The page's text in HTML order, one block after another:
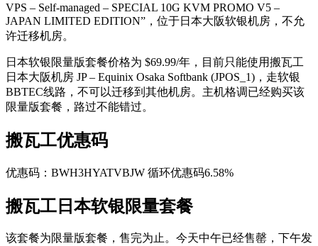
VPS – Self-managed – SPECIAL 10G KVM PROMO V5 –
JAPAN LIMITED EDITION”，位于日本大阪软银机房，不允
许迁移机房。
日本软银限量版套餐价格为 $69.99/年，目前只能使用搬瓦工
日本大阪机房 JP – Equinix Osaka Softbank (JPOS_1)，走软银
BBTEC线路，不可以迁移到其他机房。主机格调已经购买该
限量版套餐，路过不能错过。
搬瓦工优惠码
优惠码：BWH3HYATVBJW 循环优惠码6.58%
搬瓦工日本软银限量套餐
该套餐为限量版套餐，售完为止。今天中午已经售罄，下午发